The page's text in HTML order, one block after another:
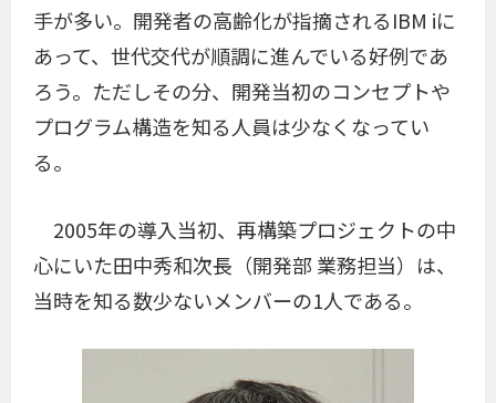
手が多い。開発者の高齢化が指摘されるIBM iに
あって、世代交代が順調に進んでいる好例であ
ろう。ただしその分、開発当初のコンセプトや
プログラム構造を知る人員は少なくなってい
る。
2005年の導入当初、再構築プロジェクトの中
心にいた田中秀和次長（開発部 業務担当）は、
当時を知る数少ないメンバーの1人である。